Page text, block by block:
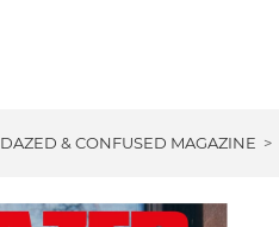
DAZED & CONFUSED MAGAZINE